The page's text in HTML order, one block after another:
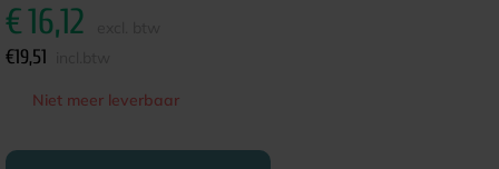
€16,12
€19,51
Niet meer leverbaar